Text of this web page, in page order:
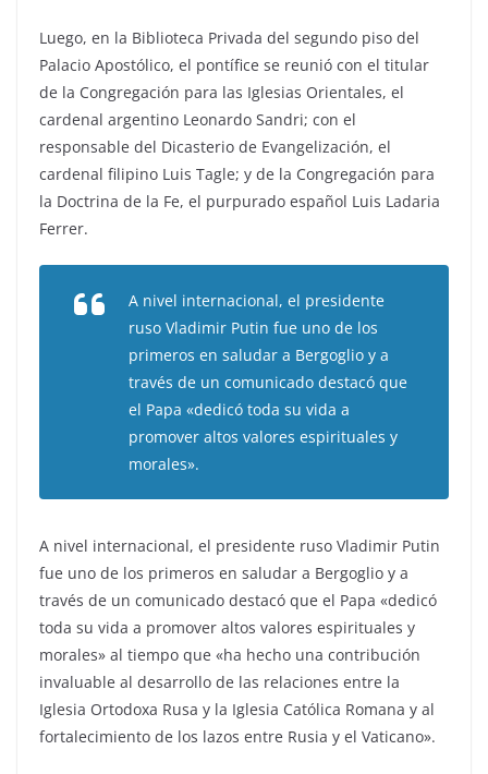
Luego, en la Biblioteca Privada del segundo piso del
Palacio Apostólico, el pontífice se reunió con el titular
de la Congregación para las Iglesias Orientales, el
cardenal argentino Leonardo Sandri; con el
responsable del Dicasterio de Evangelización, el
cardenal filipino Luis Tagle; y de la Congregación para
la Doctrina de la Fe, el purpurado español Luis Ladaria
Ferrer.
A nivel internacional, el presidente
ruso Vladimir Putin fue uno de los
primeros en saludar a Bergoglio y a
través de un comunicado destacó que
el Papa «dedicó toda su vida a
promover altos valores espirituales y
morales».
A nivel internacional, el presidente ruso Vladimir Putin
fue uno de los primeros en saludar a Bergoglio y a
través de un comunicado destacó que el Papa «dedicó
toda su vida a promover altos valores espirituales y
morales» al tiempo que «ha hecho una contribución
invaluable al desarrollo de las relaciones entre la
Iglesia Ortodoxa Rusa y la Iglesia Católica Romana y al
fortalecimiento de los lazos entre Rusia y el Vaticano».